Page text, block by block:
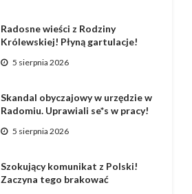
Radosne wieści z Rodziny
Królewskiej! Płyną gartulacje!
5 sierpnia 2026
Skandal obyczajowy w urzędzie w
Radomiu. Uprawiali se*s w pracy!
5 sierpnia 2026
Szokujący komunikat z Polski!
Zaczyna tego brakować